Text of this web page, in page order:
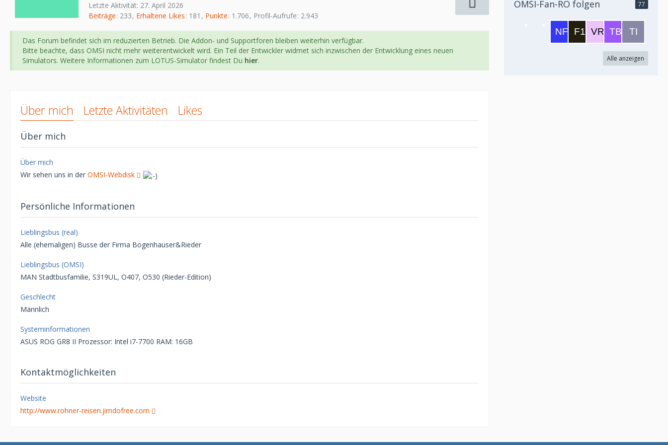
Letzte Aktivität: 27. April 2026
Beiträge 233 Erhaltene Likes 181 Punkte 1.706 Profil-Aufrufe 2.943
Das Forum befindet sich im reduzierten Betrieb. Die Addon- und Supportforen bleiben weiterhin verfügbar.
Bitte beachte, dass OMSI nicht mehr weiterentwickelt wird. Ein Teil der Entwickler widmet sich inzwischen der Entwicklung eines neuen
Simulators. Weitere Informationen zum LOTUS-Simulator findest Du hier.
Über mich Letzte Aktivitäten Likes
Über mich
Über mich
Wir sehen uns in der OMSI-Webdisk
Persönliche Informationen
Lieblingsbus (real)
Alle (ehemaligen) Busse der Firma Bogenhauser&Rieder
Lieblingsbus (OMSI)
MAN Stadtbusfamilie, S319UL, O407, O530 (Rieder-Edition)
Geschlecht
Männlich
Systeminformationen
ASUS ROG GR8 II Prozessor: Intel i7-7700 RAM: 16GB
Kontaktmöglichkeiten
Website
http://www.rohner-reisen.jimdofree.com
OMSI-Fan-RO folgen 77
Alle anzeigen